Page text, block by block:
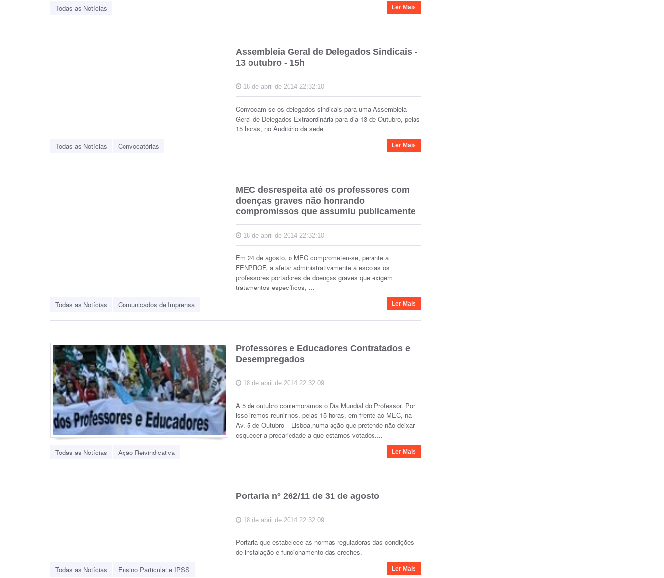
Todas as Notícias
Ler Mais
Assembleia Geral de Delegados Sindicais -
13 outubro - 15h
18 de abril de 2014 22:32:10
Convocam-se os delegados sindicais para uma Assembleia
Geral de Delegados Extraordinária para dia 13 de Outubro, pelas
15 horas, no Auditório da sede
Todas as Notícias
Convocatórias Ler Mais
MEC desrespeita até os professores com
doenças graves não honrando
compromissos que assumiu publicamente
18 de abril de 2014 22:32:10
Em 24 de agosto, o MEC comprometeu-se, perante a
FENPROF, a afetar administrativamente a escolas os
professores portadores de doenças graves que exigem
tratamentos específicos, ...
Todas as Notícias
Comunicados de Imprensa Ler Mais
Professores e Educadores Contratados e
Desempregados
18 de abril de 2014 22:32:09
A 5 de outubro comemoramos o Dia Mundial do Professor. Por
isso iremos reunir-nos, pelas 15 horas, em frente ao MEC, na
Av. 5 de Outubro – Lisboa,numa ação que pretende não deixar
esquecer a precariedade a que estamos votados....
Todas as Notícias
Ação Reivindicativa Ler Mais
Portaria nº 262/11 de 31 de agosto
18 de abril de 2014 22:32:09
Portaria que estabelece as normas reguladoras das condições
de instalação e funcionamento das creches.
Todas as Notícias
Ensino Particular e IPSS Ler Mais